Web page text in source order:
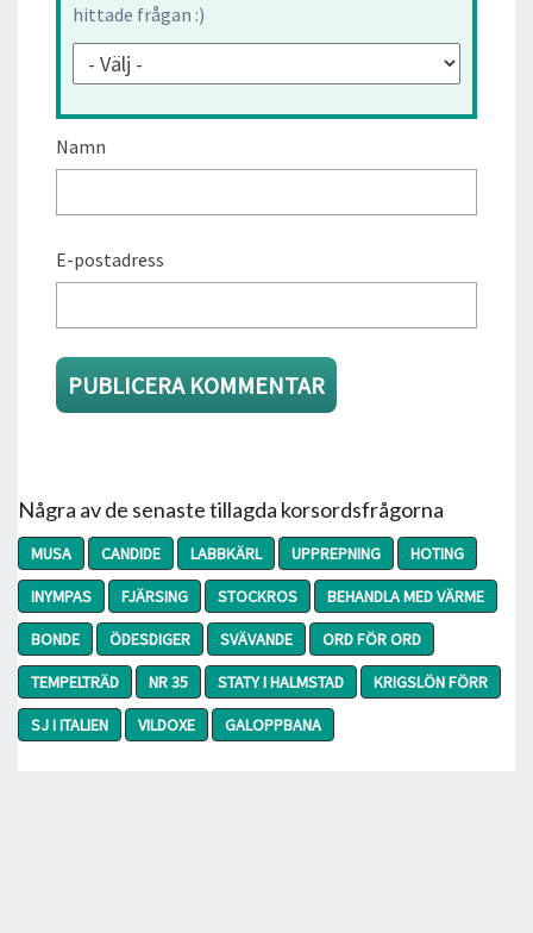
hittade frågan :)
Namn
E-postadress
Några av de senaste tillagda korsordsfrågorna
MUSA CANDIDE LABBKÄRL UPPREPNING
HOTING
INYMPAS
FJÄRSING STOCKROS
BEHANDLA MED VÄRME
BONDE
ÖDESDIGER SVÄVANDE
ORD FÖR ORD
TEMPELTRÄD
NR 35 STATY I HALMSTAD
KRIGSLÖN FÖRR
SJ I ITALIEN
VILDOXE GALOPPBANA